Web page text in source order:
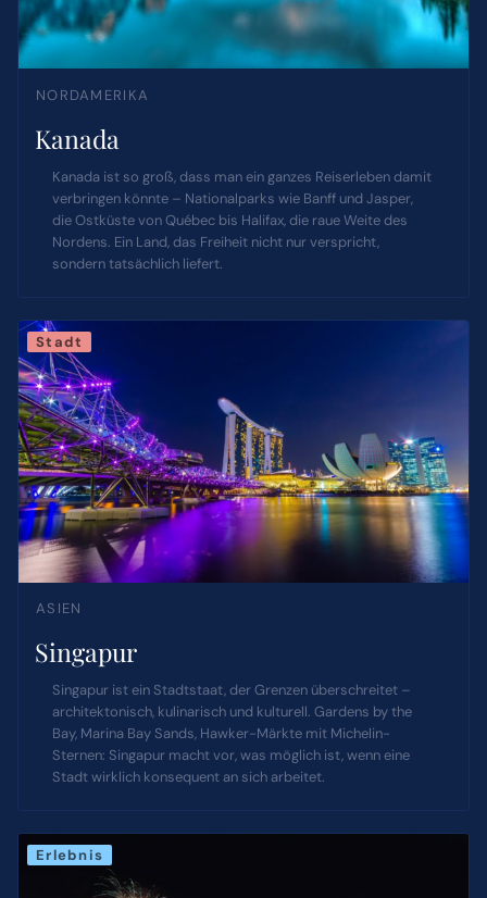
NORDAMERIKA
Kanada
Kanada ist so groß, dass man ein ganzes Reiserleben damit
verbringen könnte – Nationalparks wie Banff und Jasper,
die Ostküste von Québec bis Halifax, die raue Weite des
Nordens. Ein Land, das Freiheit nicht nur verspricht,
sondern tatsächlich liefert.
Stadt
ASIEN
Singapur
Singapur ist ein Stadtstaat, der Grenzen überschreitet –
architektonisch, kulinarisch und kulturell. Gardens by the
Bay, Marina Bay Sands, Hawker-Märkte mit Michelin-
Sternen: Singapur macht vor, was möglich ist, wenn eine
Stadt wirklich konsequent an sich arbeitet.
Erlebnis